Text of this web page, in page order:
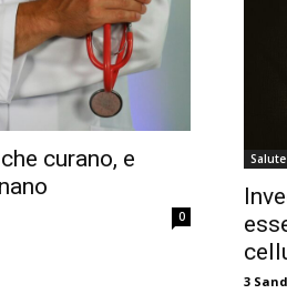
curano, e
0
Salute
3